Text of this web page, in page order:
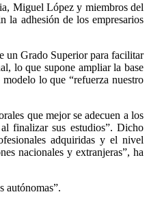
Miguel López y miembros del
la adhesión de los empresarios
un Grado Superior para facilitar
lo que supone ampliar la base
lo que “refuerza nuestro
que mejor se adecuen a los
finalizar sus estudios”. Dicho
adquiridas y el nivel
nacionales y extranjeras”, ha
autónomas”.